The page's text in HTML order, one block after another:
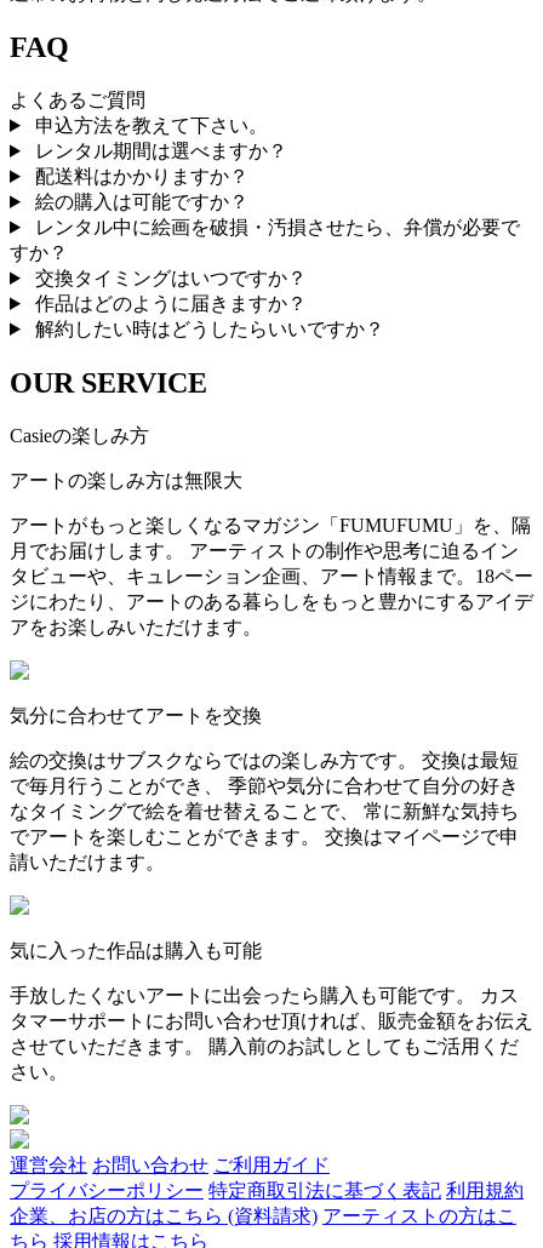
FAQ
よくあるご質問
申込方法を教えて下さい。
レンタル期間は選べますか？
配送料はかかりますか？
絵の購入は可能ですか？
レンタル中に絵画を破損・汚損させたら、弁償が必要で
すか？
交換タイミングはいつですか？
作品はどのように届きますか？
解約したい時はどうしたらいいですか？
OUR SERVICE
Casieの楽しみ方
アートの楽しみ方は無限大
アートがもっと楽しくなるマガジン「FUMUFUMU」を、隔
月でお届けします。 アーティストの制作や思考に迫るイン
タビューや、キュレーション企画、アート情報まで。18ペー
ジにわたり、アートのある暮らしをもっと豊かにするアイデ
アをお楽しみいただけます。
気分に合わせてアートを交換
絵の交換はサブスクならではの楽しみ方です。 交換は最短
で毎月行うことができ、 季節や気分に合わせて自分の好き
なタイミングで絵を着せ替えることで、 常に新鮮な気持ち
でアートを楽しむことができます。 交換はマイページで申
請いただけます。
気に入った作品は購入も可能
手放したくないアートに出会ったら購入も可能です。 カス
タマーサポートにお問い合わせ頂ければ、販売金額をお伝え
させていただきます。 購入前のお試しとしてもご活用くだ
さい。
運営会社 お問い合わせ ご利用ガイド
プライバシーポリシー 特定商取引法に基づく表記 利用規約
企業、お店の方はこちら (資料請求) アーティストの方はこ
ちら 採用情報はこちら